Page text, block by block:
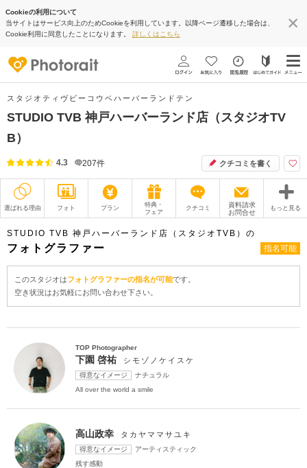
Cookieの利用について
当サイトはサービス向上のためCookieを利用しています。以降ページ遷移した場合は、
Cookie利用に同意したことになります。 詳しくはこちら
スタジオティヴビーコウベハーバーランドテン
STUDIO TVB 神戸ハーバーランド店（スタジオTV
B）
4.3 207件 クチコミを書く
選ばれる理由 フォト プラン
特典・
フェア
クチコミ
資料請求
お問合せ
もっと見る
撮影レポート フォトグラファー
オプション
こだわりポイント
夜景での撮影
STUDIO TVB 神戸ハーバーランド店（スタジオTVB）の
フォトグラファー 指名可能
このスタジオはフォトグラファーの指名が可能です。
空き状況はお気軽にお問い合わせ下さい。
TOP Photographer
下園 啓祐 シモゾノケイスケ
得意なイメージ
ナチュラル
All over the world a smile
高山政幸 タカヤママサユキ
得意なイメージ
アーティスティック
残す感動